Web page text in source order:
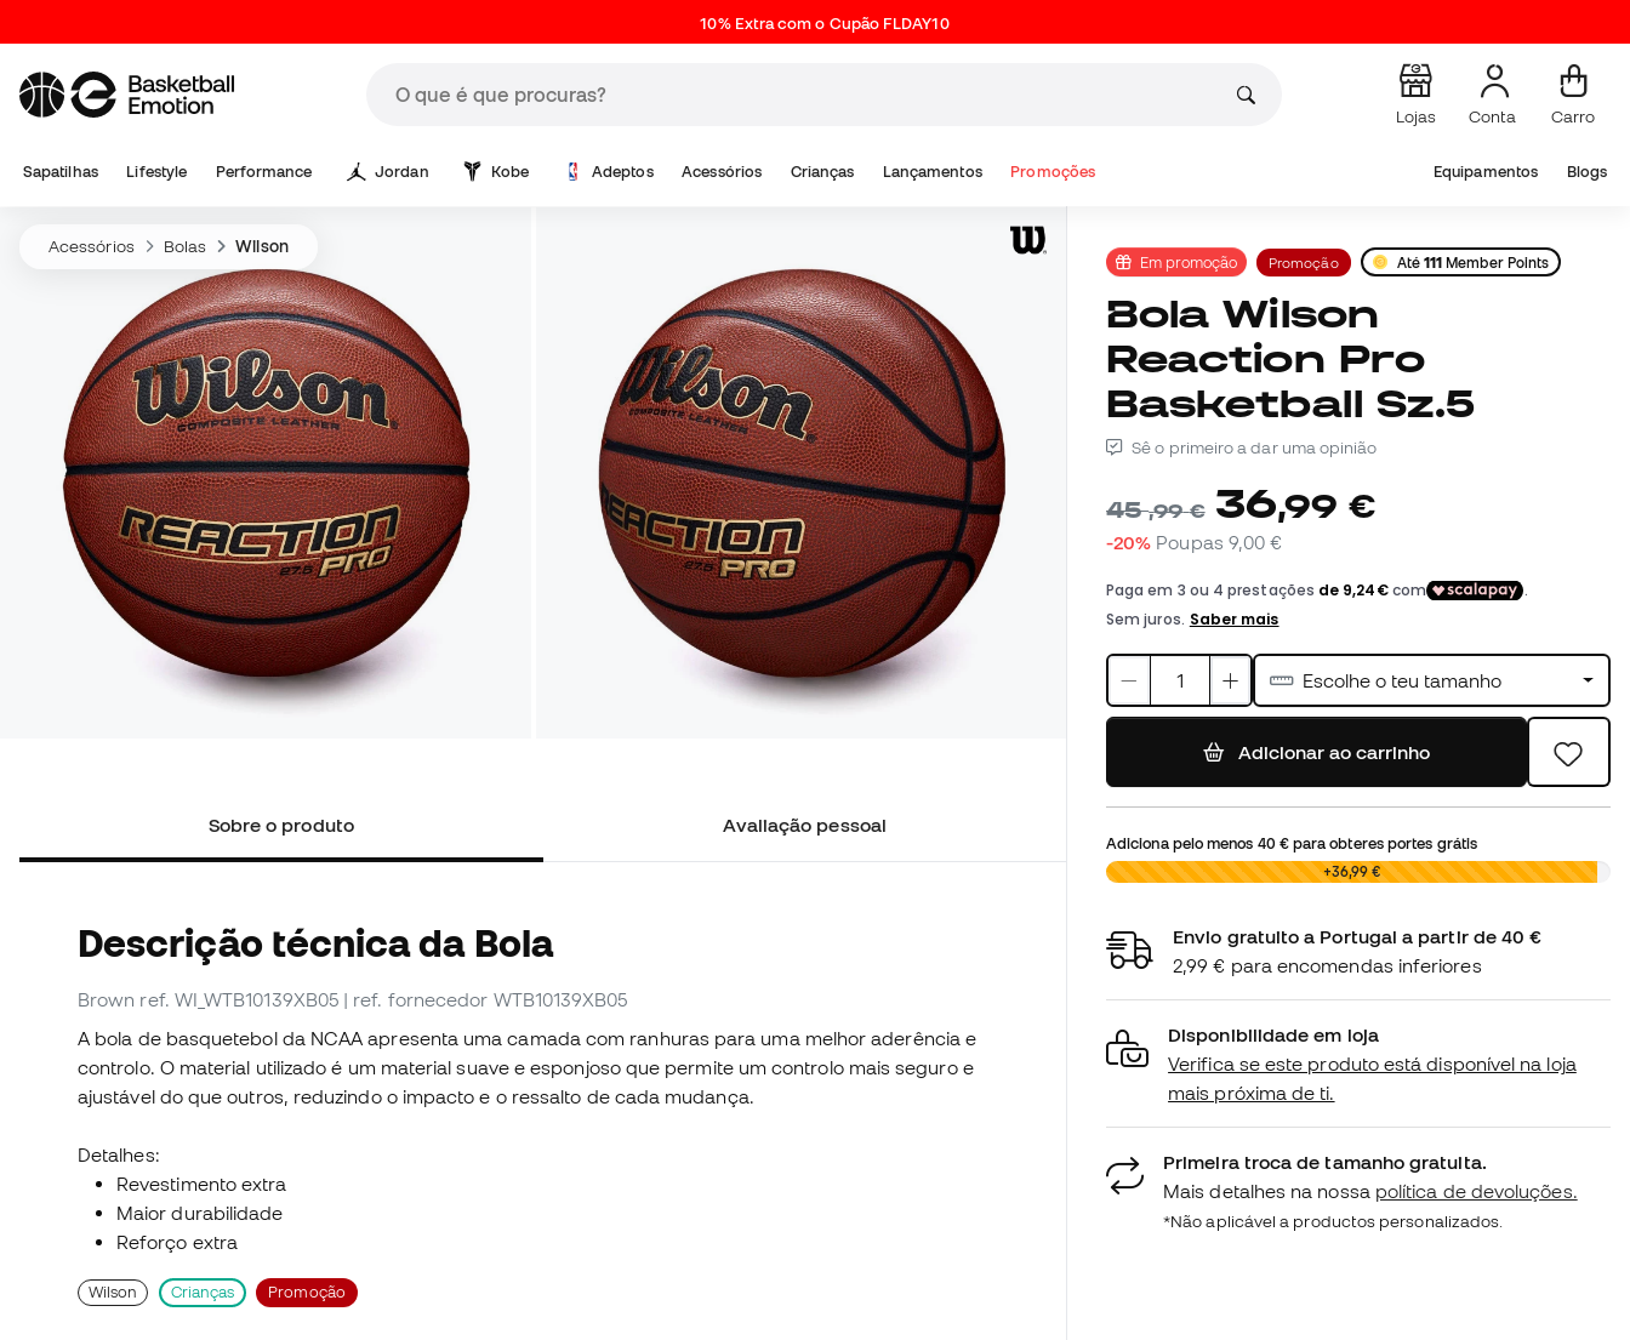
10% Extra com o Cupão FLDAY10
Lojas Conta Carro
Sapatilhas Lifestyle Performance Jordan Kobe Adeptos Acessórios Crianças Lançamentos Promoções Equipamentos Blogs
Acessórios Bolas Wilson
Sobre o produto Avaliação pessoal
Descrição técnica da Bola
Brown ref. WI_WTB10139XB05 | ref. fornecedor WTB10139XB05
A bola de basquetebol da NCAA apresenta uma camada com ranhuras para uma melhor aderência e
controlo. O material utilizado é um material suave e esponjoso que permite um controlo mais seguro e
ajustável do que outros, reduzindo o impacto e o ressalto de cada mudança.
Detalhes:
Revestimento extra
Maior durabilidade
Reforço extra
Wilson Crianças Promoção
Em promoção Promoção Até 111 Member Points
Bola Wilson
Reaction Pro
Basketball Sz.5
Sê o primeiro a dar uma opinião
45,99 € 36,99 €
-20% Poupas 9,00 €
Escolhe o teu tamanho
Adicionar ao carrinho
Adiciona pelo menos 40 €para obteres portes grátis
0,00 € +36,99 €
Envio gratuito a Portugal a partir de 40 €
2,99 € para encomendas inferiores
Disponibilidade em loja
Verifica se este produto está disponível na loja
mais próxima de ti.
Primeira troca de tamanho gratuita.
Mais detalhes na nossa política de devoluções.
*Não aplicável a productos personalizados.